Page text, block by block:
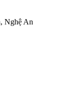
Nghệ An